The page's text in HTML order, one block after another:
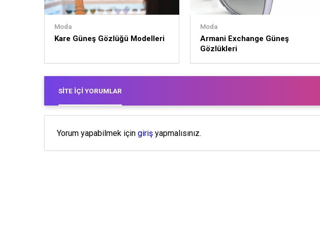
Moda
Kare Güneş Gözlüğü Modelleri
Moda
Armani Exchange Güneş
Gözlükleri
SITE İÇI YORUMLAR
Yorum yapabilmek için giriş yapmalısınız.